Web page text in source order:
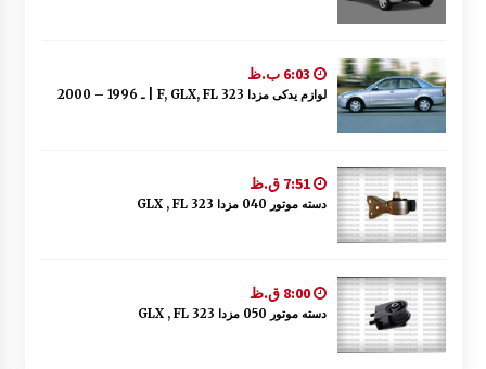
لوازم یدکی مزدا 323 F, GLX, FL | ـ 1996 – 2000
7:51 ق.ظ
دسته موتور 040 مزدا 323 GLX , FL
8:00 ق.ظ
دسته موتور 050 مزدا 323 GLX , FL